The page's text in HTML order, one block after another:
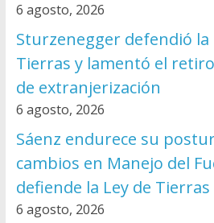
6 agosto, 2026
Sturzenegger defendió la
Tierras y lamentó el
de extranjerización
6 agosto, 2026
Sáenz endurece su
cambios en Manejo del
defiende la Ley de Tierras
6 agosto, 2026